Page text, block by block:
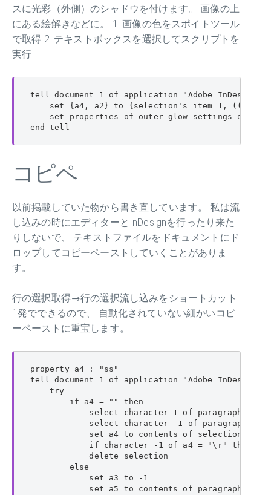
スに光彩（外側）のシャドウを付けます。 画像の上
にある絵解きなどに。 1. 画像の色をスポイトツール
で取得 2. テキストボックスを選択してスクリプトを
実行
tell document 1 of application "Adobe InDesign
set {a4, a2} to {selection's item 1,
set properties of outer glow settings of
end tell
コピペ
以前掲載していた物から書き直しています。 私は流
し込みの時にエディターとInDesignを行ったり来た
りしないで、 テキストファイルをドキュメントにド
ロップしてコピーペーストしていくことがありま
す。
行の選択取得→行の選択流し込みをショートカット
1発でできるので、 自動化されていない細かいコピ
ーペーストに重宝します。
property a4 : "ss"
tell document 1 of application "Adobe InDesign
    try
        if a4 = "" then
select character 1 of paragraph 1
select character -1 of paragraph -1
set a4 to contents of selection as
if character -1 of a4 = "\r" then
            delete selection
        else
            set a3 to -1
set a5 to contents of paragraph -1